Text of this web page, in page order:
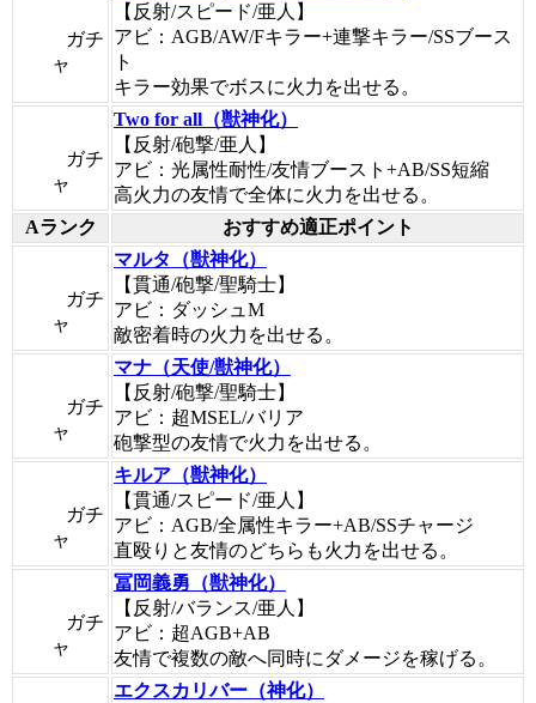
ガチ
ャ
【反射/スピード/亜人】
アビ：AGB/AW/Fキラー+連撃キラー/SSブース
ト
キラー効果でボスに火力を出せる。
ガチ
ャ
Two for all（獣神化）
【反射/砲撃/亜人】
アビ：光属性耐性/友情ブースト+AB/SS短縮
高火力の友情で全体に火力を出せる。
Aランク
おすすめ適正ポイント
ガチ
ャ
マルタ（獣神化）
【貫通/砲撃/聖騎士】
アビ：ダッシュM
敵密着時の火力を出せる。
ガチ
ャ
マナ（天使/獣神化）
【反射/砲撃/聖騎士】
アビ：超MSEL/バリア
砲撃型の友情で火力を出せる。
ガチ
ャ
キルア（獣神化）
【貫通/スピード/亜人】
アビ：AGB/全属性キラー+AB/SSチャージ
直殴りと友情のどちらも火力を出せる。
ガチ
ャ
冨岡義勇（獣神化）
【反射/バランス/亜人】
アビ：超AGB+AB
友情で複数の敵へ同時にダメージを稼げる。
エクスカリバー（神化）